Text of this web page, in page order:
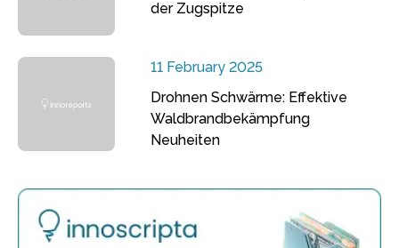
der Zugspitze
11 February 2025
Drohnen Schwärme: Effektive
Waldbrandbekämpfung
Neuheiten